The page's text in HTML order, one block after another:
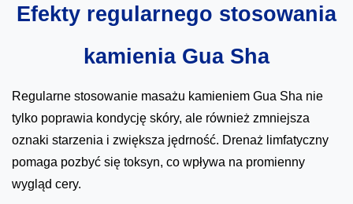
Efekty regularnego stosowania
kamienia Gua Sha
Regularne stosowanie masażu kamieniem Gua Sha nie
tylko poprawia kondycję skóry, ale również zmniejsza
oznaki starzenia i zwiększa jędrność. Drenaż limfatyczny
pomaga pozbyć się toksyn, co wpływa na promienny
wygląd cery.